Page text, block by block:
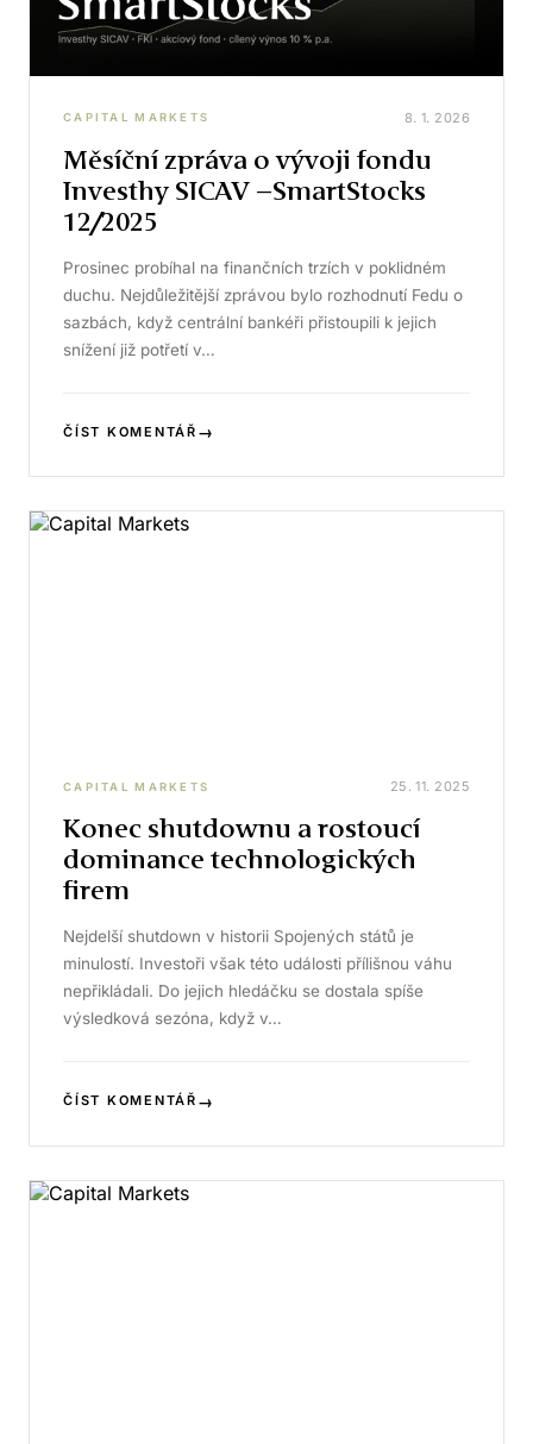
CAPITAL MARKETS 8. 1. 2026
Měsíční zpráva o vývoji fondu
Investhy SICAV –SmartStocks
12/2025
Prosinec probíhal na finančních trzích v poklidném
duchu. Nejdůležitější zprávou bylo rozhodnutí Fedu o
sazbách, když centrální bankéři přistoupili k jejich
snížení již potřetí v…
ČÍST KOMENTÁŘ →
CAPITAL MARKETS 25. 11. 2025
Konec shutdownu a rostoucí
dominance technologických
firem
Nejdelší shutdown v historii Spojených států je
minulostí. Investoři však této události přílišnou váhu
nepřikládali. Do jejich hledáčku se dostala spíše
výsledková sezóna, když v…
ČÍST KOMENTÁŘ →